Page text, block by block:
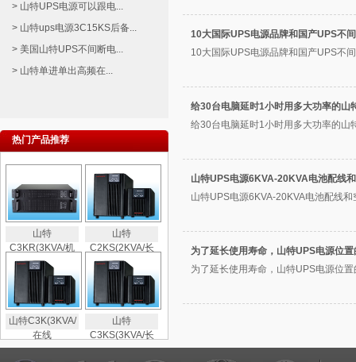
> 山特UPS电源可以跟电...
> 山特ups电源3C15KS后备...
> 美国山特UPS不间断电...
> 山特单进单出高频在...
热门产品推荐
山特
C3KR(3KVA/机
山特
C2KS(2KVA/长
山特C3K(3KVA/
在线
山特
C3KS(3KVA/长
10大国际UPS电源品牌和国产UPS不
10大国际UPS电源品牌和国产UPS不
给30台电脑延时1小时用多大功率的山
给30台电脑延时1小时用多大功率的山
山特UPS电源6KVA-20KVA电池配线
山特UPS电源6KVA-20KVA电池配线
为了延长使用寿命，山特UPS电源位
为了延长使用寿命，山特UPS电源位